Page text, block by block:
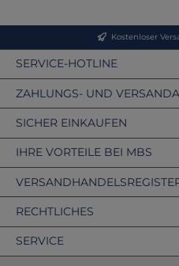
Kostenloser
SERVICE-HOTLINE
ZAHLUNGS- UND
SICHER EINKAUFEN
IHRE VORTEILE BEI MBS
RECHTLICHES
SERVICE